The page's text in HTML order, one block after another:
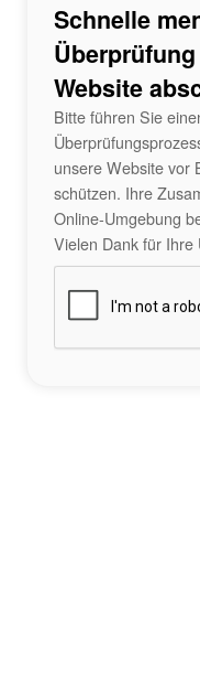
Schnelle
Website
Bitte führen Sie
unsere Website vor
schützen. Ihre
Online-Umgebung
Vielen Dank für Ihre